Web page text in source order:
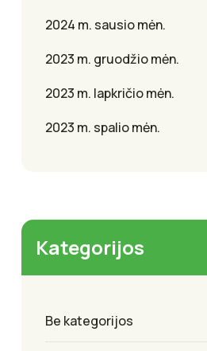
2024 m. sausio mėn.
2023 m. gruodžio mėn.
2023 m. lapkričio mėn.
2023 m. spalio mėn.
Kategorijos
Be kategorijos